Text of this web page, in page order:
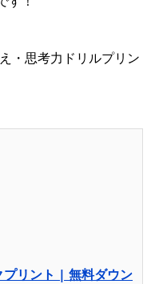
・思考力ドリルプリン
プリント | 無料ダウン